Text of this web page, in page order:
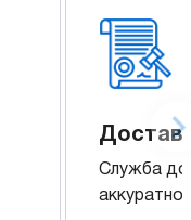
Служба
аккуратно